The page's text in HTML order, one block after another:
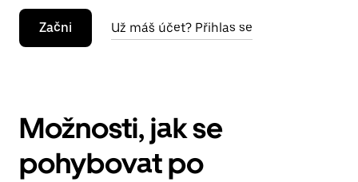
Začni Už máš účet? Přihlas se
Možnosti, jak se
pohybovat po